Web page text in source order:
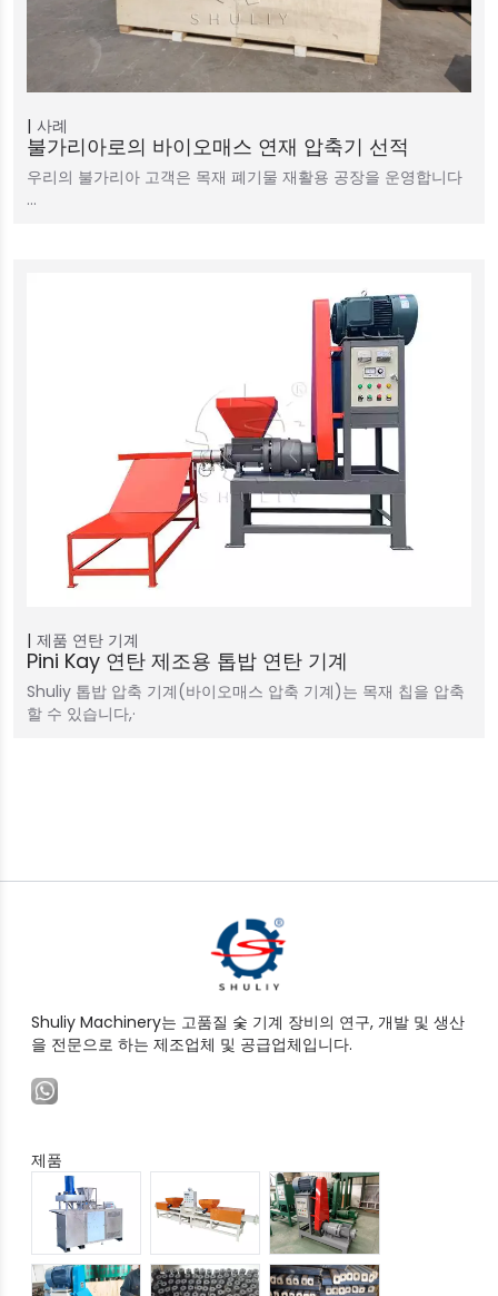
사례
불가리아로의 바이오매스 연재 압축기 선적
우리의 불가리아 고객은 목재 폐기물 재활용 공장을 운영합니다
…
제품 연탄 기계
Pini Kay 연탄 제조용 톱밥 연탄 기계
Shuliy 톱밥 압축 기계(바이오매스 압축 기계)는 목재 칩을 압축
할 수 있습니다,·
Shuliy Machinery는 고품질 숯 기계 장비의 연구, 개발 및 생산
을 전문으로 하는 제조업체 및 공급업체입니다.
제품